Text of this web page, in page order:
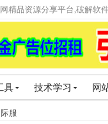
精品资源分享平台,破解软
具 技术学习 网
服